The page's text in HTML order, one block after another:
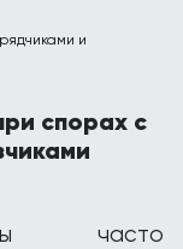
и
спорах с
часто